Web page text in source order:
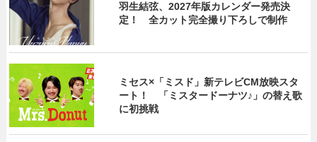
羽生結弦、2027年版カレンダー発売決
定！ 全カット完全撮り下ろしで制作
ミセス×「ミスド」新テレビCM放映スタ
ート！ 「ミスタードーナツ♪」の替え歌
に初挑戦